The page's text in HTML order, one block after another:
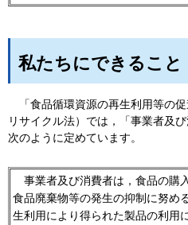
私たちにできること
「食品循環資源の再生利用等の
リサイクル法）では，「事業者及
次のように定めています。
事業者及び消費者は，食品の購
食品廃棄物等の発生の抑制に努め
生利用により得られた製品の利用